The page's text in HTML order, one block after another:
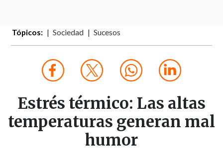
Tópicos: Sociedad Sucesos
Estrés térmico: Las altas
temperaturas generan mal
humor